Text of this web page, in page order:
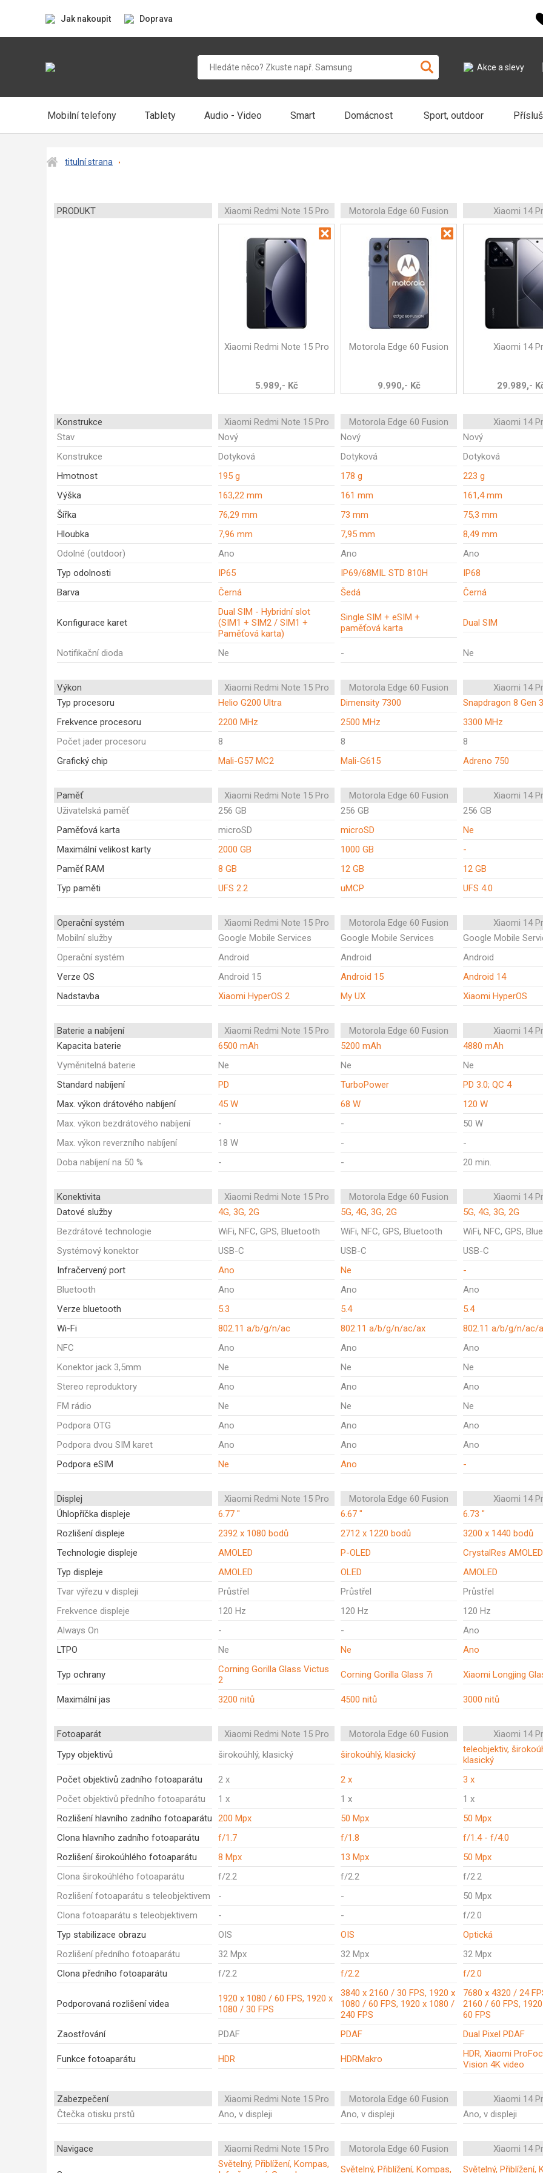
Jak nakoupit Doprava
Akce a slevy
Mobilní telefony Tablety Audio - Video Smart Domácnost Sport, outdoor
titulní strana
PRODUKT Xiaomi Redmi Note 15 Pro Motorola Edge 60 Fusion Xiaomi 14
Xiaomi Redmi Note 15 Pro
5.989,- Kč
Motorola Edge 60 Fusion
9.990,- Kč
Xiaomi 14
29.989,-
Konstrukce Xiaomi Redmi Note 15 Pro Motorola Edge 60 Fusion
Xiaomi 14
Stav
Nový Nový
Nový
Konstrukce
Dotyková Dotyková
Dotyková
Hmotnost
195 g 178 g
223 g
Výška
163,22 mm 161 mm
161,4 mm
Šířka
76,29 mm 73 mm
75,3 mm
Hloubka
7,96 mm 7,95 mm
8,49 mm
Odolné (outdoor)
Ano Ano
Ano
Typ odolnosti
IP65 IP69/68MIL STD 810H
IP68
Barva
Černá Šedá Černá
Konfigurace karet
Dual SIM - Hybridní slot
(SIM1 + SIM2 / SIM1 +
Paměťová karta)
Single SIM + eSIM +
paměťová karta
Dual SIM
Notifikační dioda Ne - Ne
Výkon Xiaomi Redmi Note 15 Pro Motorola Edge 60 Fusion
Xiaomi 14
Typ procesoru
Helio G200 Ultra Dimensity 7300
Snapdragon 8 Gen 3
Frekvence procesoru
2200 MHz 2500 MHz
3300 MHz
Počet jader procesoru
8 8
8
Grafický chip
Mali-G57 MC2 Mali-G615 Adreno 750
Paměť Xiaomi Redmi Note 15 Pro Motorola Edge 60 Fusion
Xiaomi 14
Uživatelská paměť
256 GB 256 GB
256 GB
Paměťová karta
microSD microSD
Ne
Maximální velikost karty
2000 GB 1000 GB
-
Paměť RAM
8 GB 12 GB
12 GB
Typ paměti
UFS 2.2 uMCP UFS 4.0
Operační systém Xiaomi Redmi Note 15 Pro Motorola Edge 60 Fusion
Xiaomi 14
Mobilní služby
Google Mobile Services Google Mobile Services
Google Mobile
Operační systém
Android Android
Android
Verze OS
Android 15 Android 15
Android 14
Nadstavba
Xiaomi HyperOS 2 My UX Xiaomi HyperOS
Baterie a nabíjení Xiaomi Redmi Note 15 Pro Motorola Edge 60 Fusion
Xiaomi 14
Kapacita baterie
6500 mAh 5200 mAh
4880 mAh
Vyměnitelná baterie
Ne Ne
Ne
Standard nabíjení
PD TurboPower
PD 3.0; QC 4
Max. výkon drátového nabíjení
45 W 68 W
120 W
Max. výkon bezdrátového nabíjení
- -
50 W
Max. výkon reverzního nabíjení
18 W -
-
Doba nabíjení na 50 %
- - 20 min.
Konektivita Xiaomi Redmi Note 15 Pro Motorola Edge 60 Fusion
Xiaomi 14
Datové služby
4G, 3G, 2G 5G, 4G, 3G, 2G
5G, 4G, 3G, 2G
Bezdrátové technologie
WiFi, NFC, GPS, Bluetooth WiFi, NFC, GPS, Bluetooth
WiFi, NFC, GPS,
Systémový konektor
USB-C USB-C
USB-C
Infračervený port
Ano Ne
-
Bluetooth
Ano Ano
Ano
Verze bluetooth
5.3 5.4
5.4
Wi-Fi
802.11 a/b/g/n/ac 802.11 a/b/g/n/ac/ax
802.11 a/b/g/n/ac/
NFC
Ano Ano
Ano
Konektor jack 3,5mm
Ne Ne
Ne
Stereo reproduktory
Ano Ano
Ano
FM rádio
Ne Ne
Ne
Podpora OTG
Ano Ano
Ano
Podpora dvou SIM karet
Ano Ano
Ano
Podpora eSIM
Ne Ano -
Displej Xiaomi Redmi Note 15 Pro Motorola Edge 60 Fusion
Xiaomi 14
Úhlopříčka displeje
6.77 " 6.67 "
6.73 "
Rozlišení displeje
2392 x 1080 bodů 2712 x 1220 bodů
3200 x 1440 bodů
Technologie displeje
AMOLED P-OLED
CrystalRes AMOLED
Typ displeje
AMOLED OLED
AMOLED
Tvar výřezu v displeji
Průstřel Průstřel
Průstřel
Frekvence displeje
120 Hz 120 Hz
120 Hz
Always On
- -
Ano
LTPO
Ne Ne Ano
Typ ochrany
Corning Gorilla Glass Victus
2
Corning Gorilla Glass 7i Xiaomi Longjing
Maximální jas 3200 nitů 4500 nitů 3000 nitů
Fotoaparát Xiaomi Redmi Note 15 Pro Motorola Edge 60 Fusion
Xiaomi 14
Typy objektivů
širokoúhlý, klasický širokoúhlý, klasický
teleobjektiv,
klasický
Počet objektivů zadního fotoaparátu
2 x 2 x
3 x
Počet objektivů předního fotoaparátu
1 x 1 x
1 x
Rozlišení hlavního zadního fotoaparátu
200 Mpx 50 Mpx
50 Mpx
Clona hlavního zadního fotoaparátu
f/1.7 f/1.8
f/1.4 - f/4.0
Rozlišení širokoúhlého fotoaparátu
8 Mpx 13 Mpx
50 Mpx
Clona širokoúhlého fotoaparátu
f/2.2 f/2.2
f/2.2
Rozlišení fotoaparátu s teleobjektivem
- -
50 Mpx
Clona fotoaparátu s teleobjektivem
- -
f/2.0
Typ stabilizace obrazu
OIS OIS
Optická
Rozlišení předního fotoaparátu
32 Mpx 32 Mpx
32 Mpx
Clona předního fotoaparátu
f/2.2 f/2.2 f/2.0
Podporovaná rozlišení videa
1920 x 1080 / 60 FPS, 1920 x
1080 / 30 FPS
3840 x 2160 / 30 FPS, 1920 x
1080 / 60 FPS, 1920 x 1080 /
240 FPS
7680 x 4320 / 24
2160 / 60 FPS,
60 FPS
Zaostřování
PDAF PDAF Dual Pixel PDAF
Funkce fotoaparátu HDR HDRMakro
HDR, Xiaomi
Vision 4K video
Zabezpečení Xiaomi Redmi Note 15 Pro Motorola Edge 60 Fusion
Xiaomi 14
Čtečka otisku prstů
Ano, v displeji Ano, v displeji Ano, v displeji
Navigace Xiaomi Redmi Note 15 Pro Motorola Edge 60 Fusion Xiaomi 14
Světelný, Přiblížení, Kompas,
Světelný, Přiblížení, Kompas, Světelný, Přiblížení,